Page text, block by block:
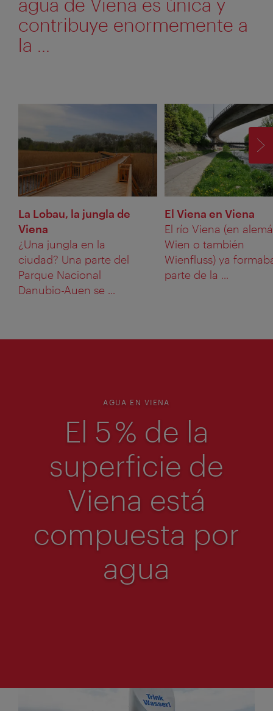
agua de Viena es única y
contribuye enormemente a
la ...
La Lobau, la jungla de
Viena
¿Una jungla en la
ciudad? Una parte del
Parque Nacional
Danubio-Auen se ...
El Viena en Viena
El río Viena (en
Wien o también
Wienfluss) ya
parte de la ...
AGUA EN VIENA
El 5 % de la
superficie de
Viena está
compuesta por
agua